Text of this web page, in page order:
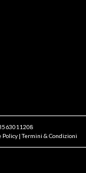
Policy |Termini & Condizioni